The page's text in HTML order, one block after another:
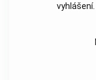
vyhlášení.